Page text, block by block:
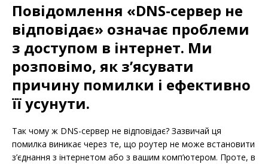
Повідомлення «DNS-сервер не
відповідає» означає проблеми
з доступом в інтернет. Ми
розповімо, як з’ясувати
причину помилки і ефективно
її усунути.
Так чому ж DNS-сервер не відповідає? Зазвичай ця
помилка виникає через те, що роутер не може встановити
з’єднання з інтернетом або з вашим комп’ютером. Проте, в